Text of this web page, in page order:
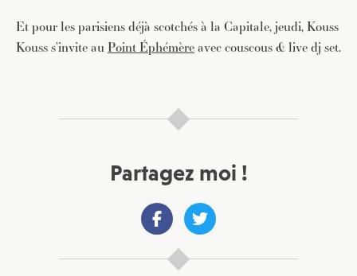
Et pour les parisiens déjà scotchés à la Capitale, jeudi, Kouss
Kouss s’invite auPoint Éphémèreavec couscous & live dj set.
Partagez moi !